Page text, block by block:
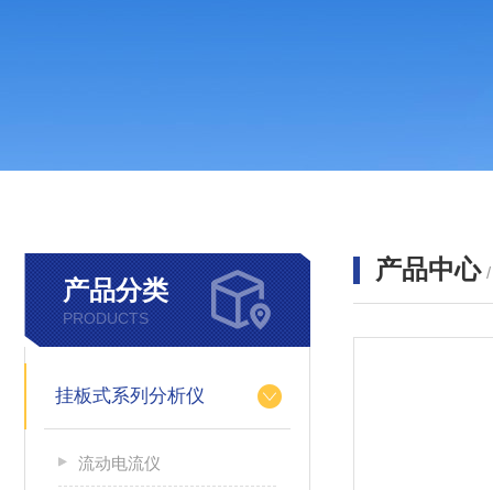
产品分类
PRODUCTS
挂板式系列分析仪
流动电流仪
产品中心